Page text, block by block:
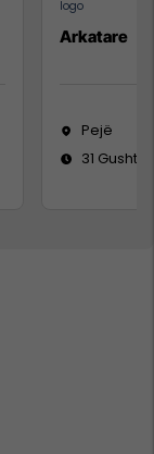
Arkatare
Pejë
31 Gusht